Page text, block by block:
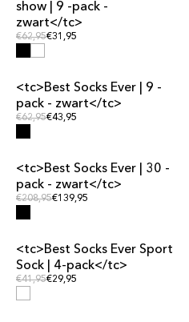
show | 9 -pack -
zwart</tc>
Vanlig pris
€62,95Vanlig pris
€31,95
MULTIPAKKE-TILBUD
<tc>Best Socks Ever | 9 -
pack - zwart</tc>
Vanlig pris
€62,95Vanlig pris
€43,95
MULTIPAKKE-TILBUD
<tc>Best Socks Ever | 30 -
pack - zwart</tc>
Vanlig pris
€208,95Vanlig pris
€139,95
MULTIPAKKE-TILBUD
<tc>Best Socks Ever Sport
Sock | 4-pack</tc>
Vanlig pris
€41,95Vanlig pris
€29,95